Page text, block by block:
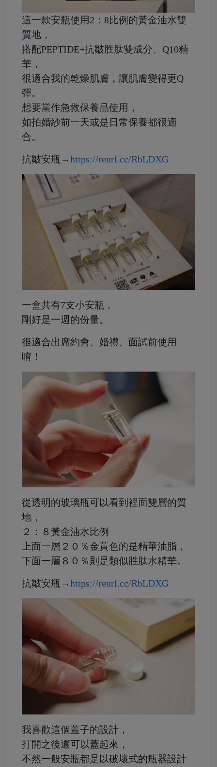
這一款安瓶使用2：8比例的黃金油水雙
質地，
搭配PEPTIDE+抗皺胜肽雙成分、Q10精
華，
很適合我的乾燥肌膚，讓肌膚變得更Q
彈。
想要當作急救保養品使用，
如拍婚紗前一天或是日常保養都很適
合。
抗皺安瓶→https://reurl.cc/RbLDXG
一盒共有7支小安瓶，
剛好是一週的份量。
很適合出席約會、婚禮、面試前使用
唷！
從透明的玻璃瓶可以看到裡面雙層的質
地，
２：８黃金油水比例
上面一層２０％金黃色的是精華油脂，
下面一層８０％則是類似胜肽水精華。
抗皺安瓶→https://reurl.cc/RbLDXG
我喜歡這個蓋子的設計，
打開之後還可以蓋起來，
不然一般安瓶都是以破壞式的瓶器設計